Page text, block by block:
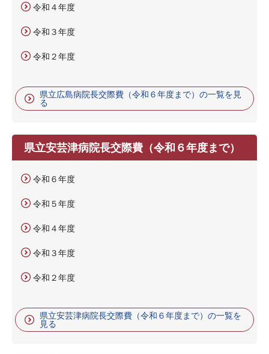
令和４年度
令和３年度
令和２年度
県立広島病院長交際費（令和６年度まで）の一覧を見
る
県立安芸津病院長交際費（令和６年度まで）
令和６年度
令和５年度
令和４年度
令和３年度
令和２年度
県立安芸津病院長交際費（令和６年度まで）の一覧を
見る